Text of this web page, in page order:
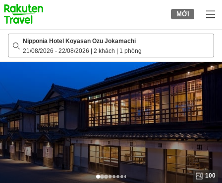
to
top
page
MỚI
Nipponia Hotel Koyasan Ozu Jokamachi
21/08/2026 - 22/08/2026 2 khách 1 phòng
100